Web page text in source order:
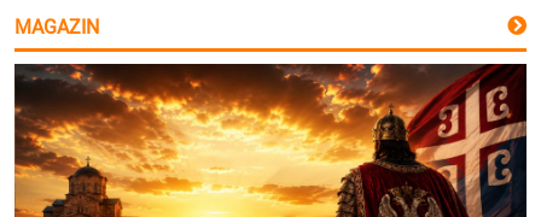
MAGAZIN